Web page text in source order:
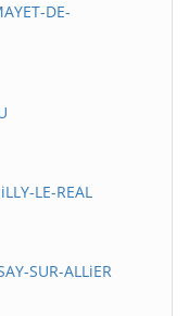
DE-
LE-REAL
SUR-ALLiER